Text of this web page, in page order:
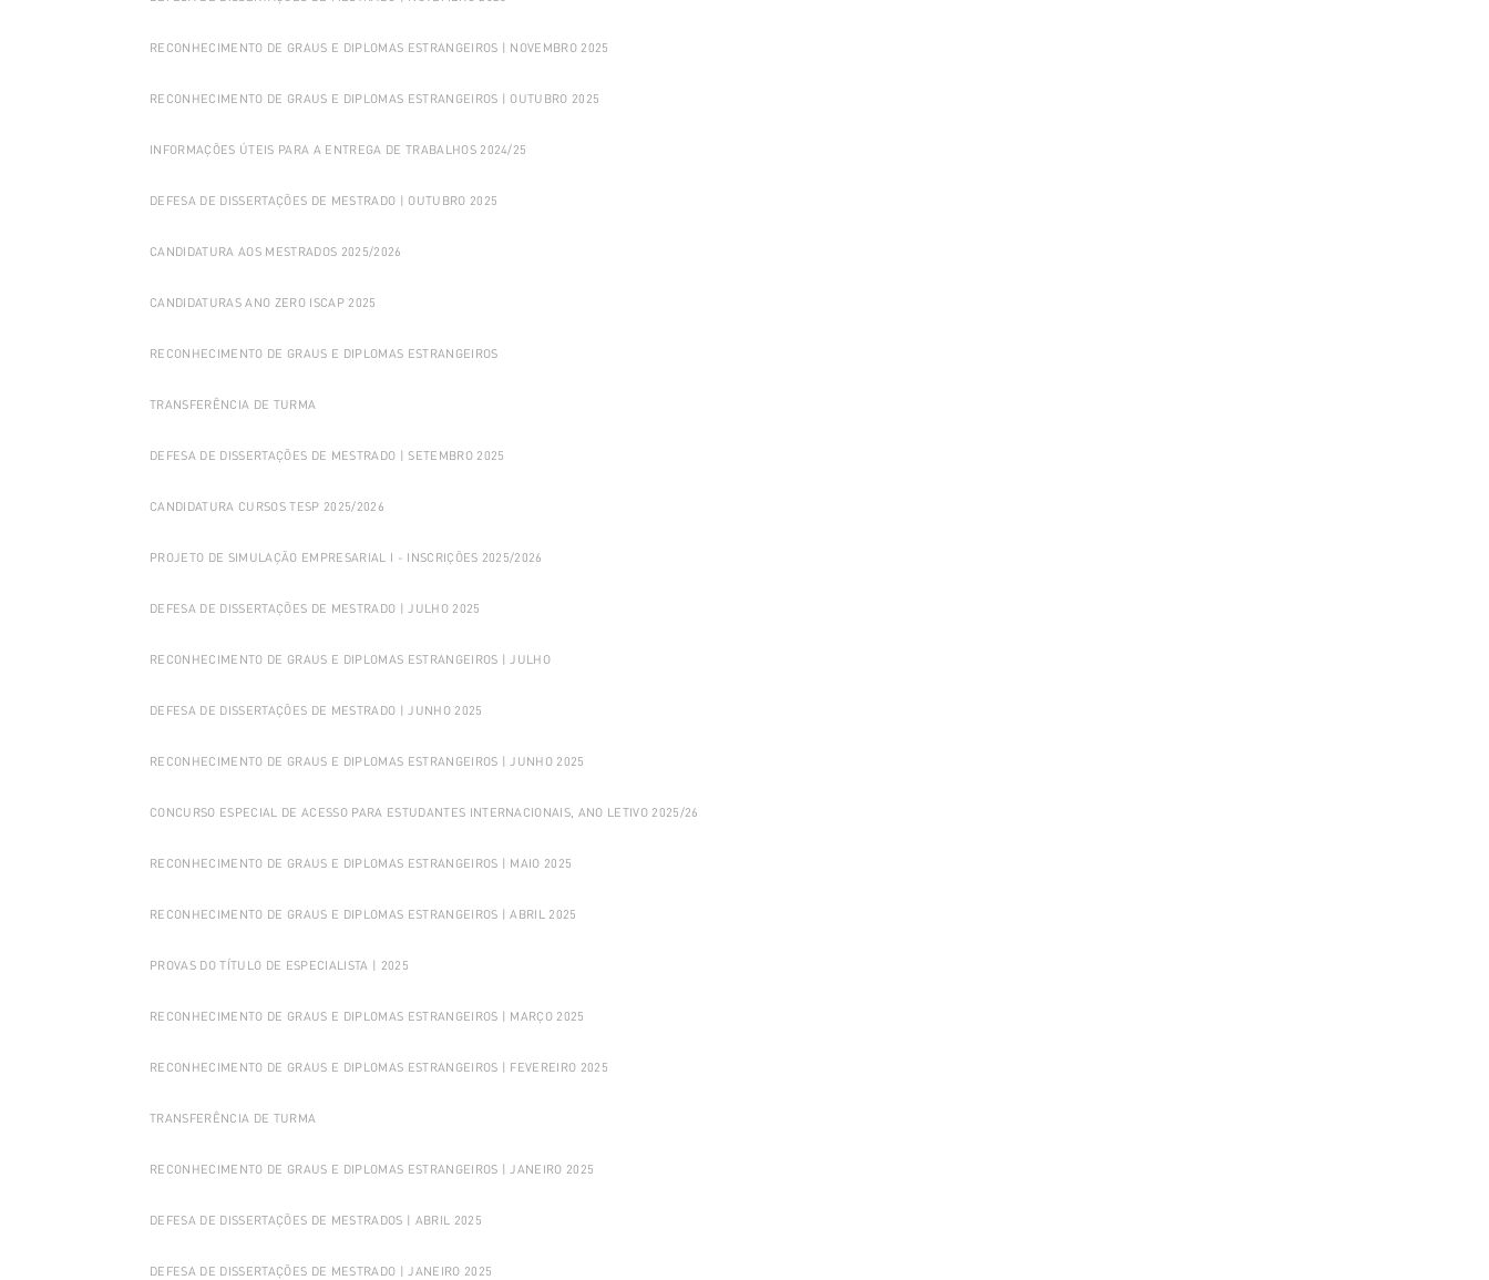
RECONHECIMENTO DE GRAUS E DIPLOMAS ESTRANGEIROS | NOVEMBRO 2025
RECONHECIMENTO DE GRAUS E DIPLOMAS ESTRANGEIROS | OUTUBRO 2025
INFORMAÇÕES ÚTEIS PARA A ENTREGA DE TRABALHOS 2024/25
DEFESA DE DISSERTAÇÕES DE MESTRADO | OUTUBRO 2025
CANDIDATURA AOS MESTRADOS 2025/2026
CANDIDATURAS ANO ZERO ISCAP 2025
RECONHECIMENTO DE GRAUS E DIPLOMAS ESTRANGEIROS
TRANSFERÊNCIA DE TURMA
DEFESA DE DISSERTAÇÕES DE MESTRADO | SETEMBRO 2025
CANDIDATURA CURSOS TESP 2025/2026
PROJETO DE SIMULAÇÃO EMPRESARIAL I - INSCRIÇÕES 2025/2026
DEFESA DE DISSERTAÇÕES DE MESTRADO | JULHO 2025
RECONHECIMENTO DE GRAUS E DIPLOMAS ESTRANGEIROS | JULHO
DEFESA DE DISSERTAÇÕES DE MESTRADO | JUNHO 2025
RECONHECIMENTO DE GRAUS E DIPLOMAS ESTRANGEIROS | JUNHO 2025
CONCURSO ESPECIAL DE ACESSO PARA ESTUDANTES INTERNACIONAIS, ANO LETIVO 2025/26
RECONHECIMENTO DE GRAUS E DIPLOMAS ESTRANGEIROS | MAIO 2025
RECONHECIMENTO DE GRAUS E DIPLOMAS ESTRANGEIROS | ABRIL 2025
PROVAS DO TÍTULO DE ESPECIALISTA | 2025
RECONHECIMENTO DE GRAUS E DIPLOMAS ESTRANGEIROS | MARÇO 2025
RECONHECIMENTO DE GRAUS E DIPLOMAS ESTRANGEIROS | FEVEREIRO 2025
TRANSFERÊNCIA DE TURMA
RECONHECIMENTO DE GRAUS E DIPLOMAS ESTRANGEIROS | JANEIRO 2025
DEFESA DE DISSERTAÇÕES DE MESTRADOS | ABRIL 2025
DEFESA DE DISSERTAÇÕES DE MESTRADO | JANEIRO 2025